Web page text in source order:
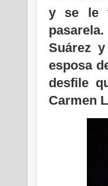
y se le
Suárez
esposa
desfile
Carmen